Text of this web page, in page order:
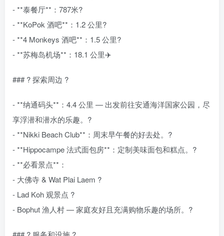
- **泰餐厅**：787米?
- **KoPok 酒吧**：1.2 公里?
- **4 Monkeys 酒吧**：1.5 公里?
- **苏梅岛机场**：18.1 公里✈️
### ? 探索周边 ?
- **纳通码头**：4.4 公里 — 出发前往安通海洋国家公园，尽
享浮潜和潜水的乐趣。?️
- **Nikki Beach Club**：周末早午餐的好去处。?
- **Hippocampe 法式面包房**：定制美味面包和糕点。?
- **必看景点**：
- 大佛寺 & Wat Plai Laem ?
- Lad Koh 观景点 ?
- Bophut 渔人村 — 家庭友好且充满购物乐趣的场所。?️